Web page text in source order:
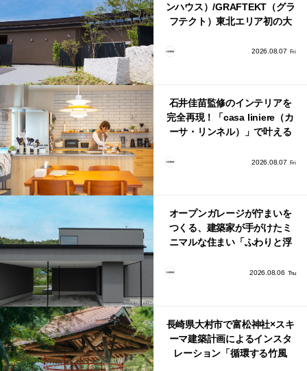
ンハウス）/GRAFTEKT（グラ
フテクト）東北エリア初の大
2026.08.07 Fri
石井佳苗監修のインテリアを
完全再現！「casa liniere（カ
ーサ・リンネル）」で叶える
2026.08.07 Fri
オープンガレージが佇まいを
つくる、建築家が手がけたミ
ニマルな住まい「ふわりと浮
2026.08.06 Thu
長崎県大村市で富松神社×スキ
ーマ建築計画によるインスタ
レーション「循環する竹風